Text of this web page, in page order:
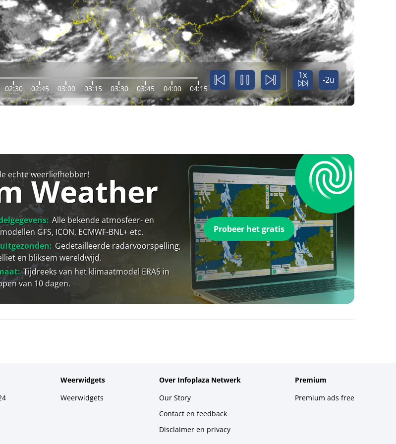
02:30 02:45 03:00 03:15 03:30 03:45 04:00 04:15
1x -2u
echte weerliefhebber!
Weather
Alle bekende atmosfeer- en
GFS, ICON, ECMWF-BNL+ etc.
Gedetailleerde radarvoorspelling,
en bliksem wereldwijd.
Tijdreeks van het klimaatmodel ERA5 in
van 10 dagen.
Probeer het gratis
Weerwidgets
Weerwidgets
Over Infoplaza Netwerk
Our Story
Contact en feedback
Disclaimer en privacy
Premium
Premium ads free